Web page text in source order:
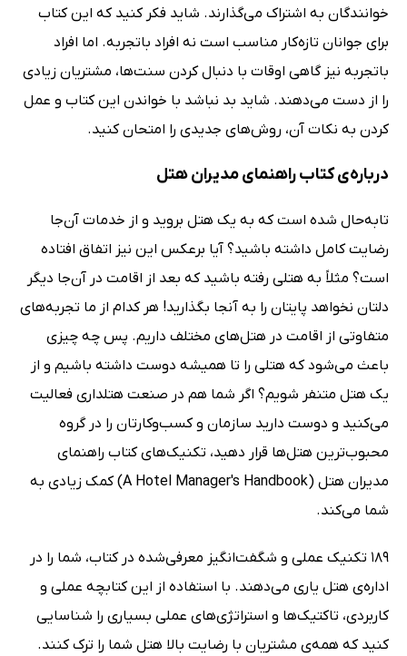
خوانندگان به اشتراک می‌گذارند. شاید فکر کنید که این کتاب
برای جوانان تازه‌کار مناسب است نه افراد باتجربه. اما افراد
باتجربه نیز گاهی اوقات با دنبال کردن سنت‌ها، مشتریان زیادی
را از دست می‌دهند. شاید بد نباشد با خواندن این کتاب و عمل
کردن به نکات آن، روش‌های جدیدی را امتحان کنید.
درباره‌ی کتاب راهنمای مدیران هتل
تابه‌حال شده است که به یک هتل بروید و از خدمات آن‌جا
رضایت کامل داشته باشید؟ آیا برعکس این نیز اتفاق افتاده
است؟ مثلاً‌ به هتلی رفته باشید که بعد از اقامت در آن‌جا دیگر
دلتان نخواهد پایتان را به آنجا بگذارید! هر کدام از ما تجربه‌های
متفاوتی از اقامت در هتل‌های مختلف داریم. پس چه چیزی
باعث می‌شود که هتلی را تا همیشه دوست داشته باشیم و از
یک هتل متنفر شویم؟ اگر شما هم در صنعت هتلداری فعالیت
می‌کنید و دوست دارید سازمان و کسب‌وکارتان را در گروه
محبوب‌ترین هتل‌ها قرار دهید، تکنیک‌های کتاب راهنمای
مدیران هتل (A Hotel Manager's Handbook) کمک زیادی به
شما می‌کند.
189 تکنیک عملی و شگفت‌انگیز معرفی‌شده در کتاب، شما را در
اداره‌ی هتل یاری می‌دهند. با استفاده از این کتابچه عملی و
کاربردی، تاکتیک‌ها و استراتژی‌های عملی بسیاری را شناسایی
کنید که همه‌ی مشتریان با رضایت بالا هتل شما را ترک کنند.